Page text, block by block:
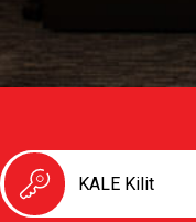
KALE Kilit